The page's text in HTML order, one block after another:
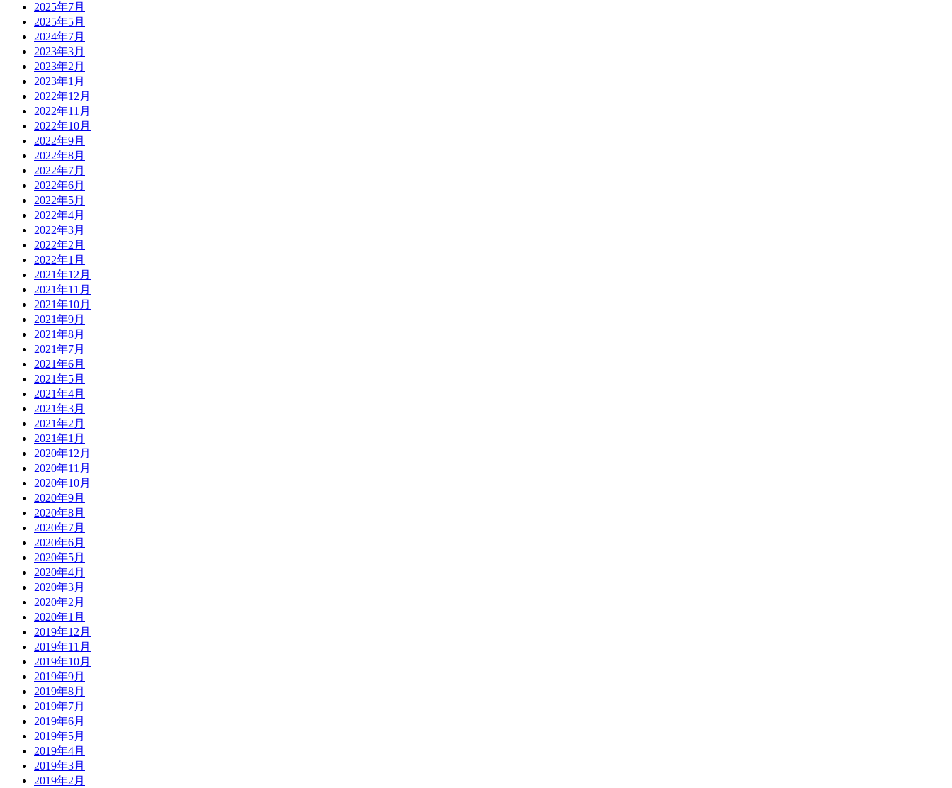
2025年7月
2025年5月
2024年7月
2023年3月
2023年2月
2023年1月
2022年12月
2022年11月
2022年10月
2022年9月
2022年8月
2022年7月
2022年6月
2022年5月
2022年4月
2022年3月
2022年2月
2022年1月
2021年12月
2021年11月
2021年10月
2021年9月
2021年8月
2021年7月
2021年6月
2021年5月
2021年4月
2021年3月
2021年2月
2021年1月
2020年12月
2020年11月
2020年10月
2020年9月
2020年8月
2020年7月
2020年6月
2020年5月
2020年4月
2020年3月
2020年2月
2020年1月
2019年12月
2019年11月
2019年10月
2019年9月
2019年8月
2019年7月
2019年6月
2019年5月
2019年4月
2019年3月
2019年2月